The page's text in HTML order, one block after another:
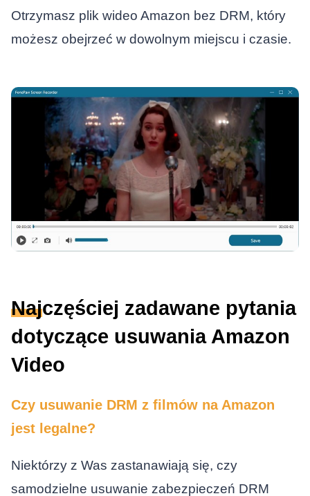
Otrzymasz plik wideo Amazon bez DRM, który
możesz obejrzeć w dowolnym miejscu i czasie.
Najczęściej zadawane pytania
dotyczące usuwania Amazon
Video
Czy usuwanie DRM z filmów na Amazon
jest legalne?
Niektórzy z Was zastanawiają się, czy
samodzielne usuwanie zabezpieczeń DRM